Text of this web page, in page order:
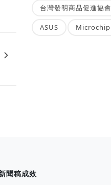
台灣發明商品促進協會
ASUS Microchip
聞稿成效